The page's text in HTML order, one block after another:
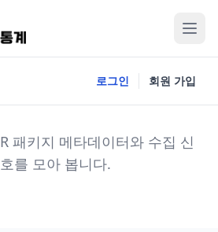
로그인 회원 가입
R 패키지 메타데이터와 수집 신
호를 모아 봅니다.